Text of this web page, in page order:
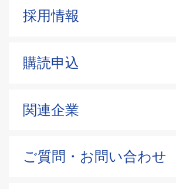
採用情報
購読申込
関連企業
ご質問・お問い合わせ